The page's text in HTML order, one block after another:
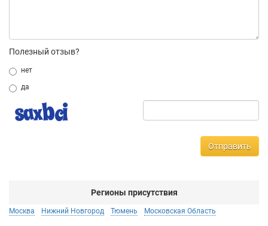
Полезный отзыв?
нет
да
Отправить
Регионы присутствия
Москва Нижний Новгород Тюмень Московская Область